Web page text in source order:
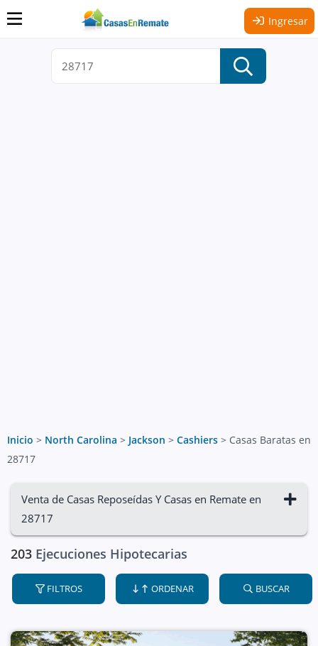
Ingresar
Inicio > North Carolina > Jackson > Cashiers > Casas Baratas en
28717
Venta de Casas Reposeídas Y Casas en Remate en
28717
203 Ejecuciones Hipotecarias
FILTROS ORDENAR BUSCAR